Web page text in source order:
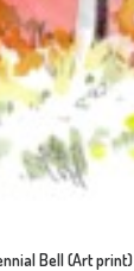
PANIERBell (Art print)